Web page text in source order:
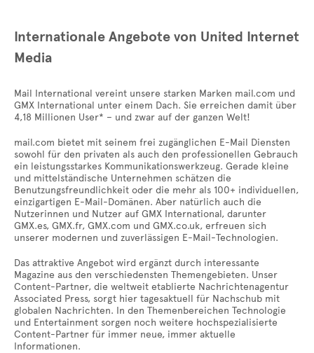
Internationale Angebote von United Internet
Media
Mail International vereint unsere starken Marken mail.com und
GMX International unter einem Dach. Sie erreichen damit über
4,18 Millionen User* – und zwar auf der ganzen Welt!
mail.com bietet mit seinem frei zugänglichen E-Mail Diensten
sowohl für den privaten als auch den professionellen Gebrauch
ein leistungsstarkes Kommunikationswerkzeug. Gerade kleine
und mittelständische Unternehmen schätzen die
Benutzungsfreundlichkeit oder die mehr als 100+ individuellen,
einzigartigen E-Mail-Domänen. Aber natürlich auch die
Nutzerinnen und Nutzer auf GMX International, darunter
GMX.es, GMX.fr, GMX.com und GMX.co.uk, erfreuen sich
unserer modernen und zuverlässigen E-Mail-Technologien.
Das attraktive Angebot wird ergänzt durch interessante
Magazine aus den verschiedensten Themengebieten. Unser
Content-Partner, die weltweit etablierte Nachrichtenagentur
Associated Press, sorgt hier tagesaktuell für Nachschub mit
globalen Nachrichten. In den Themenbereichen Technologie
und Entertainment sorgen noch weitere hochspezialisierte
Content-Partner für immer neue, immer aktuelle
Informationen.